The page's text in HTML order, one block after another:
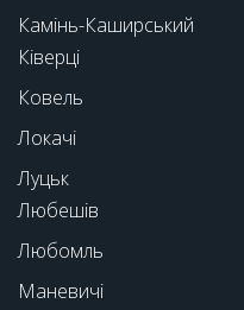
Камінь-Каширський
Ківерці
Ковель
Локачі
Луцьк
Любешів
Любомль
Маневичі